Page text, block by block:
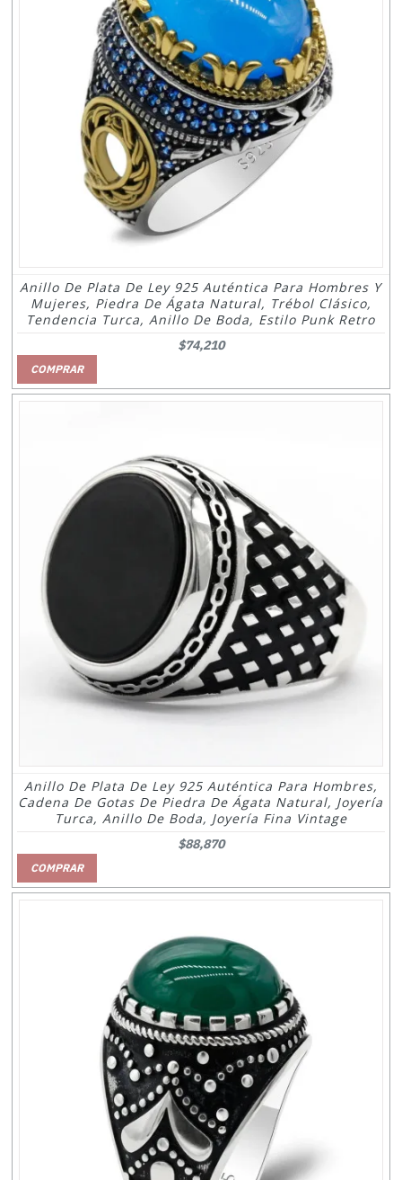
Anillo De Plata De Ley 925 Auténtica Para Hombres Y
Mujeres, Piedra De Ágata Natural, Trébol Clásico,
Tendencia Turca, Anillo De Boda, Estilo Punk Retro
$74,210
COMPRAR
Anillo De Plata De Ley 925 Auténtica Para Hombres,
Cadena De Gotas De Piedra De Ágata Natural, Joyería
Turca, Anillo De Boda, Joyería Fina Vintage
$88,870
COMPRAR